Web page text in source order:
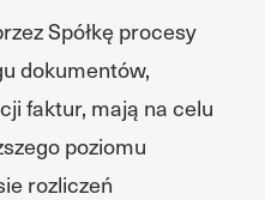
Spółkę procesy
dokumentów,
faktur, mają na celu
poziomu
rozliczeń